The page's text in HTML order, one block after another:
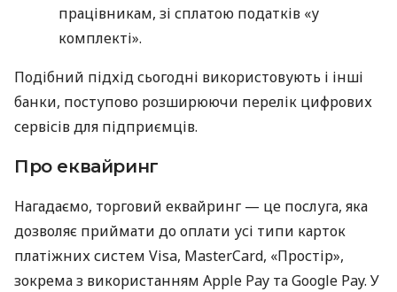
працівникам, зі сплатою податків «у
комплекті».
Подібний підхід сьогодні використовують і інші
банки, поступово розширюючи перелік цифрових
сервісів для підприємців.
Про еквайринг
Нагадаємо, торговий еквайринг — це послуга, яка
дозволяє приймати до оплати усі типи карток
платіжних систем Visa, MasterCard, «Простір»,
зокрема з використанням Apple Pay та Google Pay. У